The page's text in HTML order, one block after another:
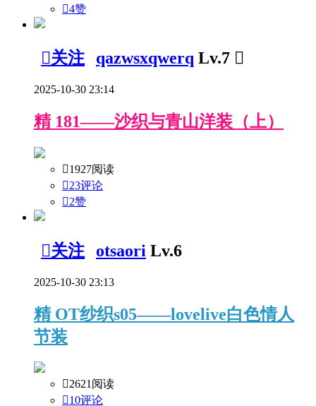
4赞
关注 qazwsxqwerq Lv.7 
2025-10-30 23:14
精181——沙织与青山洋装（上）
1927阅读
23评论
2赞
关注 otsaori Lv.6
2025-10-30 23:13
精OT纱织s05——lovelive白色情人
节装
2621阅读
10评论